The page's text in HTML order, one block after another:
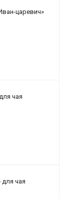
царевич»
чая
для чая